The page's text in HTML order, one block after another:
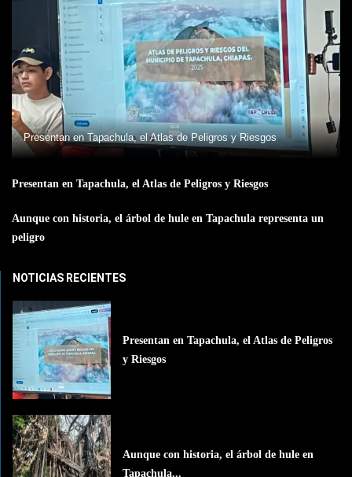
Presentan en Tapachula, el Atlas de Peligros y Riesgos
Presentan en Tapachula, el Atlas de Peligros y Riesgos
Aunque con historia, el árbol de hule en Tapachula representa un
peligro
NOTICIAS RECIENTES
Presentan en Tapachula, el Atlas de Peligros
y Riesgos
Aunque con historia, el árbol de hule en
Tapachula...